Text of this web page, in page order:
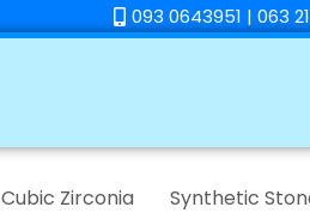
093 0643951 | 063
Cubic Zirconia Synthetic